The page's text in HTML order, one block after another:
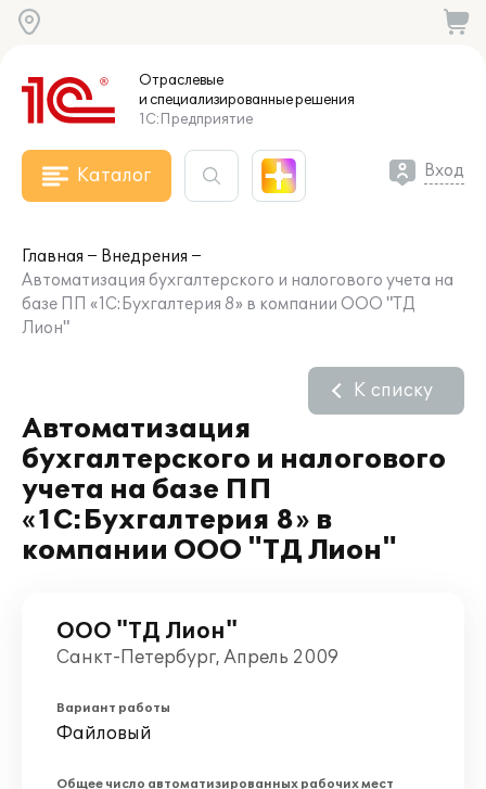
Отраслевые
и специализированныерешения
1С:Предприятие
Каталог Вход
Главная
Внедрения
Автоматизация бухгалтерского и налогового учета на
базе ПП «1C:Бухгалтерия 8» в компании ООО "ТД
Лион"
Автоматизация
бухгалтерского и налогового
учета на базе ПП
«1C:Бухгалтерия 8» в
компании ООО "ТД Лион"
К списку
ООО "ТД Лион"
Санкт-Петербург, Апрель 2009
Вариант работы
Файловый
Общее число автоматизированных рабочих мест